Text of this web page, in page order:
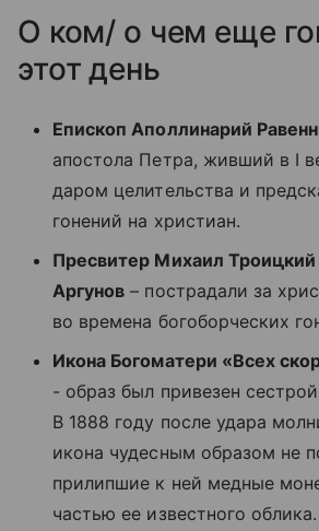
О ком/ о чем еще
этот день
Епископ Аполлинарий
апостола Петра, живший в I
даром целительства и
гонений на христиан.
Пресвитер Михаил
Аргунов – пострадали за
во времена богоборческих
Икона Богоматери «Всех
- образ был привезен
В 1888 году после удара
икона чудесным образом не
прилипшие к ней медные
частью ее известного